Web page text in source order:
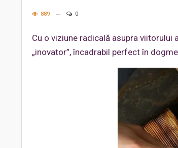
889 0
Cu o viziune radicală asupra
„inovator”, încadrabil perfect în